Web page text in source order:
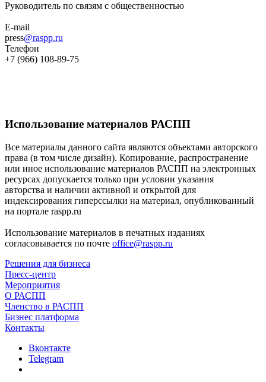
Руководитель по связям с общественностью
E-mail
press@raspp.ru
Телефон
+7 (966) 108-89-75
Использование материалов РАСПП
Все материалы данного сайта являются объектами авторского
права (в том числе дизайн). Копирование, распространение
или иное использование материалов РАСПП на электронных
ресурсах допускается только при условии указания
авторства и наличии активной и открытой для
индексирования гиперссылки на материал, опубликованный
на портале raspp.ru
Использование материалов в печатных изданиях
согласовывается по почте office@raspp.ru
Решения для бизнеса
Пресс-центр
Мероприятия
О РАСПП
Членство в РАСПП
Бизнес платформа
Контакты
Вконтакте
Telegram